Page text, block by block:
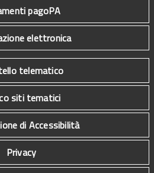
pagoPA
elettronica
telematico
siti tematici
di Accessibilità
Privacy